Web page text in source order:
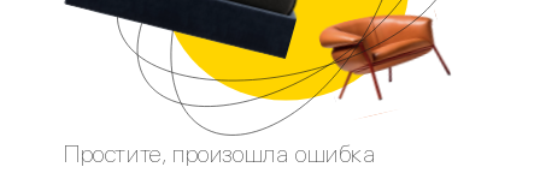
Простите, произошла ошибка